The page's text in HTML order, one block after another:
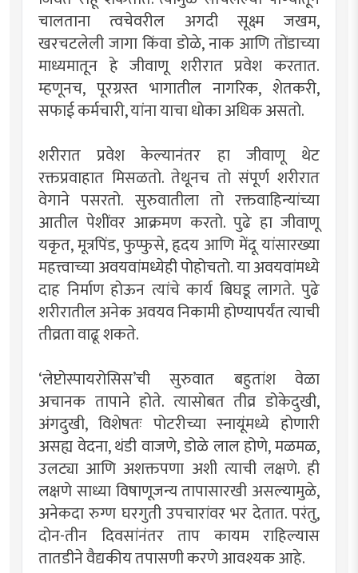
चालताना त्वचेवरील अगदी सूक्ष्म जखम,
खरचटलेली जागा किंवा डोळे, नाक आणि तोंडाच्या
माध्यमातून हे जीवाणू शरीरात प्रवेश करतात.
म्हणूनच, पूरग्रस्त भागातील नागरिक, शेतकरी,
सफाई कर्मचारी, यांना याचा धोका अधिक असतो.
शरीरात प्रवेश केल्यानंतर हा जीवाणू थेट
रक्तप्रवाहात मिसळतो. तेथूनच तो संपूर्ण शरीरात
वेगाने पसरतो. सुरुवातीला तो रक्तवाहिन्यांच्या
आतील पेशींवर आक्रमण करतो. पुढे हा जीवाणू
यकृत, मूत्रपिंड, फुप्फुसे, हृदय आणि मेंदू यांसारख्या
महत्त्वाच्या अवयवांमध्येही पोहोचतो. या अवयवांमध्ये
दाह निर्माण होऊन त्यांचे कार्य बिघडू लागते. पुढे
शरीरातील अनेक अवयव निकामी होण्यापर्यंत त्याची
तीव्रता वाढू शकते.
‌‘लेप्टोस्पायरोसिस‌’ची सुरुवात बहुतांश वेळा
अचानक तापाने होते. त्यासोबत तीव्र डोकेदुखी,
अंगदुखी, विशेषतः पोटरीच्या स्नायूंमध्ये होणारी
असह्य वेदना, थंडी वाजणे, डोळे लाल होणे, मळमळ,
उलट्या आणि अशक्तपणा अशी त्याची लक्षणे. ही
लक्षणे साध्या विषाणूजन्य तापासारखी असल्यामुळे,
अनेकदा रुग्ण घरगुती उपचारांवर भर देतात. परंतु,
दोन-तीन दिवसांनंतर ताप कायम राहिल्यास
तातडीने वैद्यकीय तपासणी करणे आवश्यक आहे.